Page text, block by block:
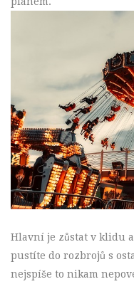
Hlavní je zůstat v klidu
pustíte do rozbrojů s
nejspíše to nikam